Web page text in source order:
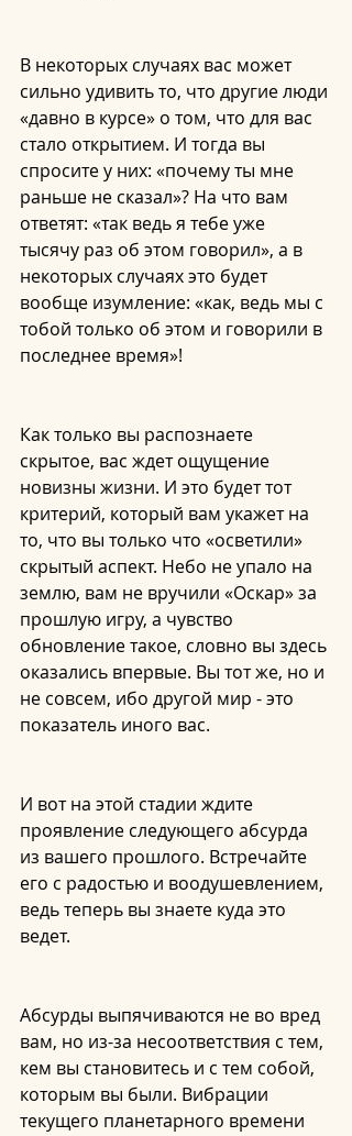
В некоторых случаях вас может
сильно удивить то, что другие люди
«давно в курсе» о том, что для вас
стало открытием. И тогда вы
спросите у них: «почему ты мне
раньше не сказал»? На что вам
ответят: «так ведь я тебе уже
тысячу раз об этом говорил», а в
некоторых случаях это будет
вообще изумление: «как, ведь мы с
тобой только об этом и говорили в
последнее время»!
Как только вы распознаете
скрытое, вас ждет ощущение
новизны жизни. И это будет тот
критерий, который вам укажет на
то, что вы только что «осветили»
скрытый аспект. Небо не упало на
землю, вам не вручили «Оскар» за
прошлую игру, а чувство
обновление такое, словно вы здесь
оказались впервые. Вы тот же, но и
не совсем, ибо другой мир - это
показатель иного вас.
И вот на этой стадии ждите
проявление следующего абсурда
из вашего прошлого. Встречайте
его с радостью и воодушевлением,
ведь теперь вы знаете куда это
ведет.
Абсурды выпячиваются не во вред
вам, но из-за несоответствия с тем,
кем вы становитесь и с тем собой,
которым вы были. Вибрации
текущего планетарного времени